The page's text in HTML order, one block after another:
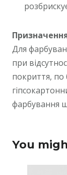
Для
при
покриття, по
фарбування
You